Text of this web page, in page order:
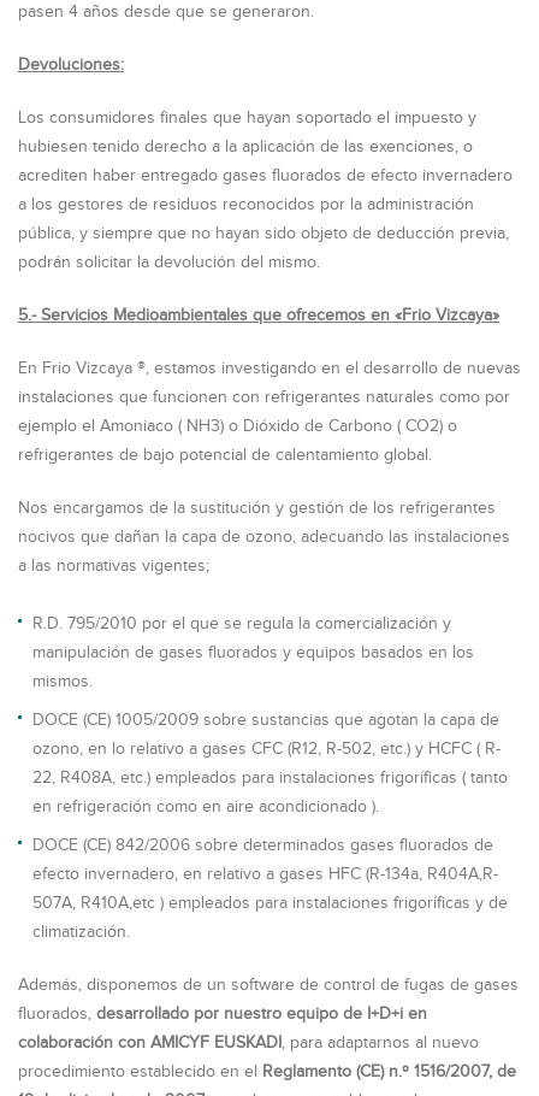
pasen 4 años desde que se generaron.
Devoluciones:
Los consumidores finales que hayan soportado el impuesto y
hubiesen tenido derecho a la aplicación de las exenciones, o
acrediten haber entregado gases fluorados de efecto invernadero
a los gestores de residuos reconocidos por la administración
pública, y siempre que no hayan sido objeto de deducción previa,
podrán solicitar la devolución del mismo.
5.- Servicios Medioambientales que ofrecemos en «Frio Vizcaya»
En Frio Vizcaya ®, estamos investigando en el desarrollo de nuevas
instalaciones que funcionen con refrigerantes naturales como por
ejemplo el Amoniaco ( NH3) o Dióxido de Carbono ( CO2) o
refrigerantes de bajo potencial de calentamiento global.
Nos encargamos de la sustitución y gestión de los refrigerantes
nocivos que dañan la capa de ozono, adecuando las instalaciones
a las normativas vigentes;
R.D. 795/2010 por el que se regula la comercialización y
manipulación de gases fluorados y equipos basados en los
mismos.
DOCE (CE) 1005/2009 sobre sustancias que agotan la capa de
ozono, en lo relativo a gases CFC (R12, R-502, etc.) y HCFC ( R-
22, R408A, etc.) empleados para instalaciones frigoríficas ( tanto
en refrigeración como en aire acondicionado ).
DOCE (CE) 842/2006 sobre determinados gases fluorados de
efecto invernadero, en relativo a gases HFC (R-134a, R404A,R-
507A, R410A,etc ) empleados para instalaciones frigoríficas y de
climatización.
Además, disponemos de un software de control de fugas de gases
fluorados, desarrollado por nuestro equipo de I+D+i en
colaboración con AMICYF EUSKADI , para adaptarnos al nuevo
procedimiento establecido en el Reglamento (CE) n.º 1516/2007, de